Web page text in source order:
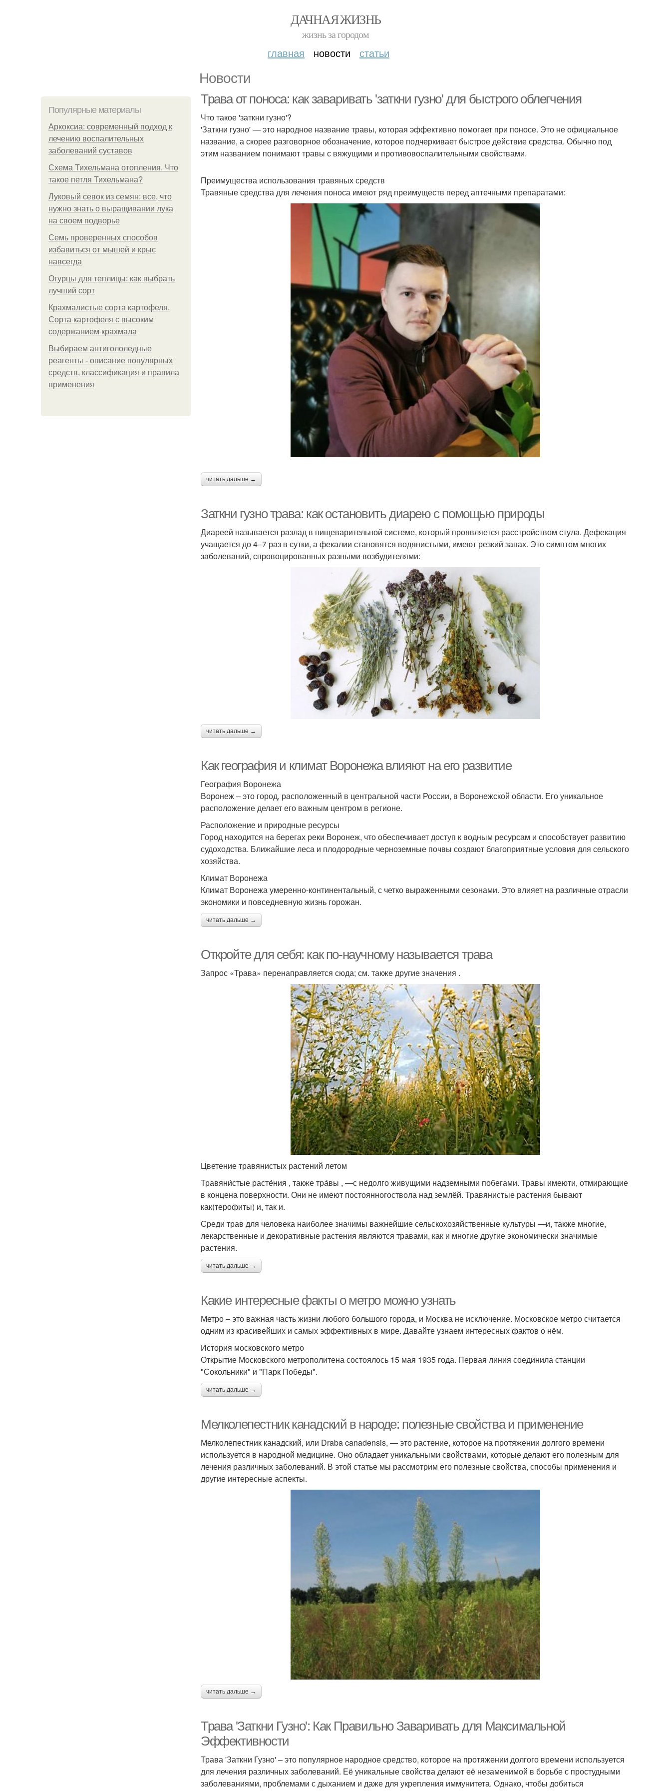
ДАЧНАЯ ЖИЗНЬ
жизнь за городом
главная новости статьи
Новости
Популярные материалы
Аркоксиа: современный подход к
лечению воспалительных
заболеваний суставов
Схема Тихельмана отопления. Что
такое петля Тихельмана?
Луковый севок из семян: все, что
нужно знать о выращивании лука
на своем подворье
Семь проверенных способов
избавиться от мышей и крыс
навсегда
Огурцы для теплицы: как выбрать
лучший сорт
Крахмалистые сорта картофеля.
Сорта картофеля с высоким
содержанием крахмала
Выбираем антигололедные
реагенты - описание популярных
средств, классификация и правила
применения
Трава от поноса: как заваривать 'заткни гузно' для быстрого облегчения
Что такое 'заткни гузно'?
'Заткни гузно' — это народное название травы, которая эффективно помогает при поносе. Это не официальное
название, а скорее разговорное обозначение, которое подчеркивает быстрое действие средства. Обычно под
этим названием понимают травы с вяжущими и противовоспалительными свойствами.
Преимущества использования травяных средств
Травяные средства для лечения поноса имеют ряд преимуществ перед аптечными препаратами:
читать дальше →
Заткни гузно трава: как остановить диарею с помощью природы
Диареей называется разлад в пищеварительной системе, который проявляется расстройством стула. Дефекация
учащается до 4–7 раз в сутки, а фекалии становятся водянистыми, имеют резкий запах. Это симптом многих
заболеваний, спровоцированных разными возбудителями:
читать дальше →
Как география и климат Воронежа влияют на его развитие
География Воронежа
Воронеж – это город, расположенный в центральной части России, в Воронежской области. Его уникальное
расположение делает его важным центром в регионе.
Расположение и природные ресурсы
Город находится на берегах реки Воронеж, что обеспечивает доступ к водным ресурсам и способствует развитию
судоходства. Ближайшие леса и плодородные черноземные почвы создают благоприятные условия для сельского
хозяйства.
Климат Воронежа
Климат Воронежа умеренно-континентальный, с четко выраженными сезонами. Это влияет на различные отрасли
экономики и повседневную жизнь горожан.
читать дальше →
Откройте для себя: как по-научному называется трава
Запрос «Трава» перенаправляется сюда; см. также другие значения .
Цветение травянистых растений летом
Травяни́стые расте́ния , также тра́вы , —с недолго живущими надземными побегами. Травы имеюти, отмирающие
в концена поверхности. Они не имеют постоянногоствола над землёй. Травянистые растения бывают
как(терофиты) и, так и.
Среди трав для человека наиболее значимы важнейшие сельскохозяйственные культуры —и, также многие,
лекарственные и декоративные растения являются травами, как и многие другие экономически значимые
растения.
читать дальше →
Какие интересные факты о метро можно узнать
Метро – это важная часть жизни любого большого города, и Москва не исключение. Московское метро считается
одним из красивейших и самых эффективных в мире. Давайте узнаем интересных фактов о нём.
История московского метро
Открытие Московского метрополитена состоялось 15 мая 1935 года. Первая линия соединила станции
"Сокольники" и "Парк Победы".
читать дальше →
Мелколепестник канадский в народе: полезные свойства и применение
Мелколепестник канадский, или Draba canadensis, — это растение, которое на протяжении долгого времени
используется в народной медицине. Оно обладает уникальными свойствами, которые делают его полезным для
лечения различных заболеваний. В этой статье мы рассмотрим его полезные свойства, способы применения и
другие интересные аспекты.
читать дальше →
Трава 'Заткни Гузно': Как Правильно Заваривать для Максимальной
Эффективности
Трава 'Заткни Гузно' – это популярное народное средство, которое на протяжении долгого времени используется
для лечения различных заболеваний. Её уникальные свойства делают её незаменимой в борьбе с простудными
заболеваниями, проблемами с дыханием и даже для укрепления иммунитета. Однако, чтобы добиться